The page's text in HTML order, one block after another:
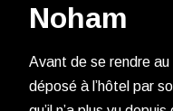
Noham
Avant de se rendre
déposé à l’hôtel par